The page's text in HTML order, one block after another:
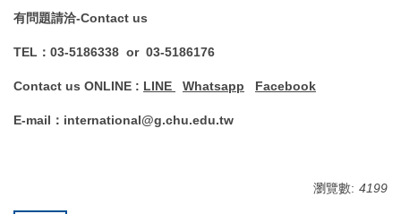
有問題請洽-Contact us
TEL：03-5186338 or 03-5186176
Contact us ONLINE : LINE Whatsapp Facebook
E-mail：international@g.chu.edu.tw
瀏覽數: 4199